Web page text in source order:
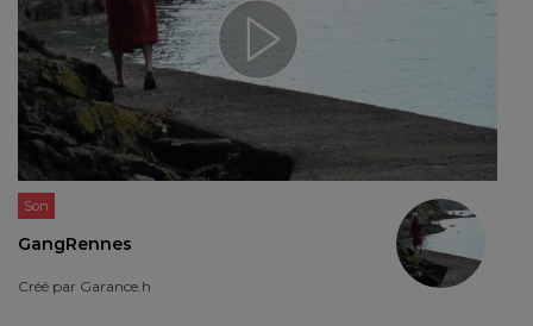
Son
GangRennes
Créé par Garance.h